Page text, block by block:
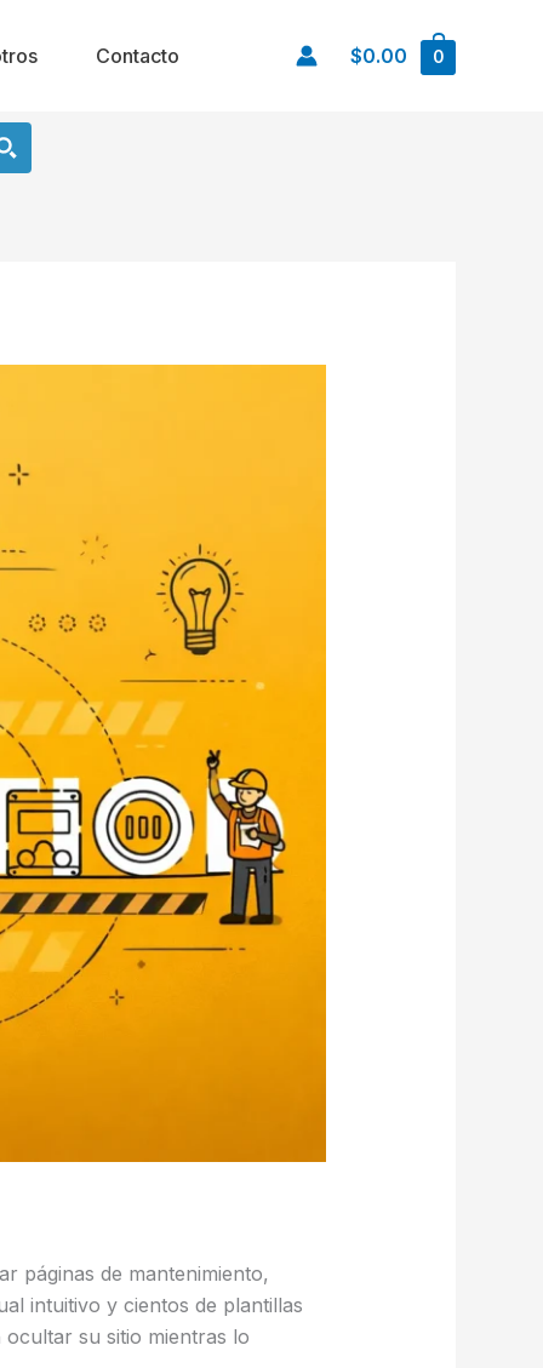
Contacto $0.00 0
páginas de mantenimiento,
intuitivo y cientos de plantillas
su sitio mientras lo